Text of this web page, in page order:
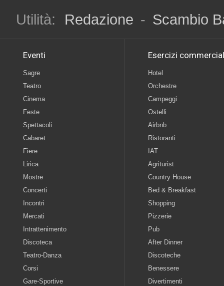
Utilità:
Redazione - Scambio
Eventi
Sagre
Teatro
Cinema
Feste
Spettacoli
Cabaret
Fiere
Lirica
Mostre
Concerti
Incontri
Mercati
Intrattenimento
Discoteca
Teatro-Danza
Corsi
Gare-Sportive
Esercizi
Hotel
Orchestre
Campeggi
Ostelli
Airbnb
Ristoranti
IAT
Agriturist
Country House
Bed & Breakfast
Shopping
Pizzerie
Pub
After Dinner
Discoteche
Benessere
Divertimenti